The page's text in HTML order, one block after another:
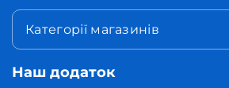
Категорії магазинів
Наш додаток